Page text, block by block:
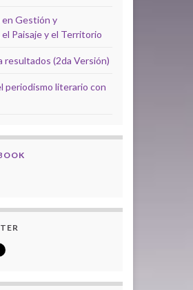
Gestión y
Paisaje y el Territorio
(2da Versión)
periodismo literario con